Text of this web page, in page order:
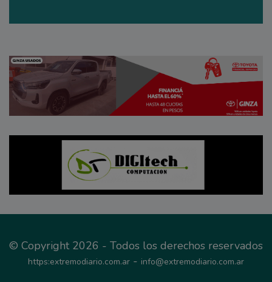
© Copyright 2026 - Todos los derechos reservados
https:extremodiario.com.ar - info@extremodiario.com.ar